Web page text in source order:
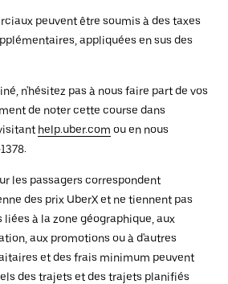
peuvent être soumis à des taxes
appliquées en sus des
n'hésitez pas à nous faire part de vos
de noter cette course dans
help.uber.com ou en nous
les passagers correspondent
des prix UberX et ne tiennent pas
à la zone géographique, aux
aux promotions ou à d'autres
et des frais minimum peuvent
des trajets et des trajets planifiés